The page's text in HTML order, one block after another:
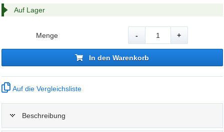
Auf Lager
Menge - +
In den Warenkorb
Auf die Vergleichsliste
Beschreibung